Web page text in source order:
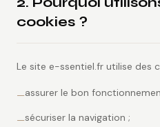
cookies ?
Le site e-ssentiel.fr utilise des
—assurer le bon
—sécuriser la navigation ;